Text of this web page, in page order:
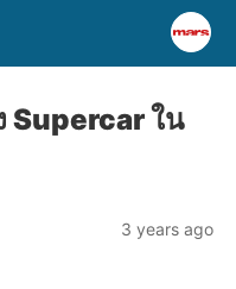
Supercar ใน
3 years ago